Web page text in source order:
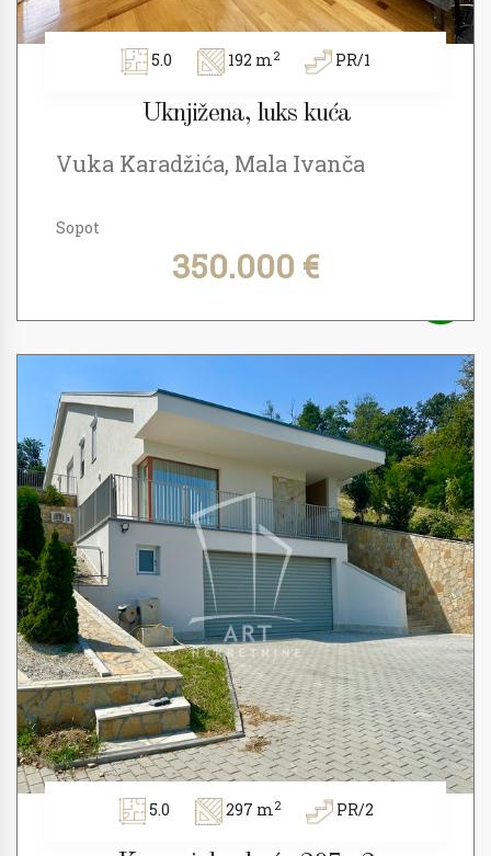
5.0 192 m2 PR/1
Uknjižena, luks kuća
Vuka Karadžića, Mala Ivanča
Sopot
350.000 €
5.0 297 m2 PR/2